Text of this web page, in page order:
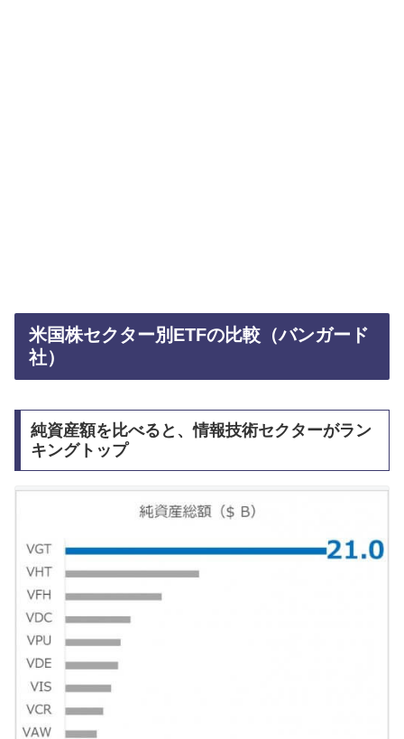
米国株セクター別ETFの比較（バンガード
社）
純資産額を比べると、情報技術セクターがラン
キングトップ